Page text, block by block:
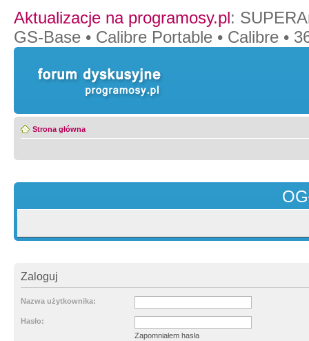
Aktualizacje na programosy.pl:
GS-Base • Calibre Portable • Calibre •
Strona główna
Zaloguj
Nazwa użytkownika:
Hasło:
Zapomniałem hasła